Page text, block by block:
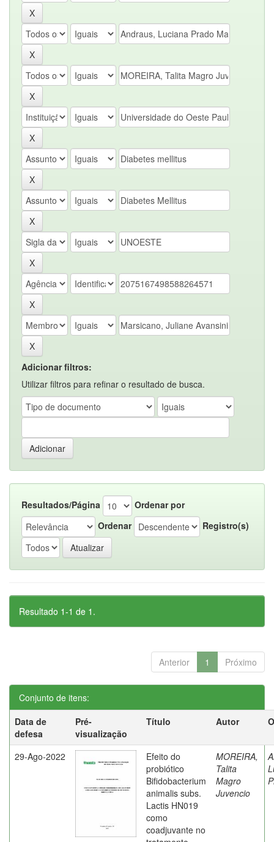
Adicionar filtros:
Utilizar filtros para refinar o resultado de busca.
Resultados/Página
Ordenar por
Ordenar
Registro(s)
Resultado 1-1 de 1.
Anterior 1 Próximo
Conjunto de itens:
Data de
defesa
Pré-
visualização
Título Autor
29-Ago-2022
Efeito do
probiótico
Bifidobacterium
animalis subs.
Lactis HN019
como
coadjuvante no
MOREIRA,
Talita
Magro
Juvencio